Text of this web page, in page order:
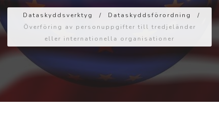
Dataskyddsverktyg / Dataskyddsförordning
/
Överföring av personuppgifter till tredjeländer
eller internationella organisationer